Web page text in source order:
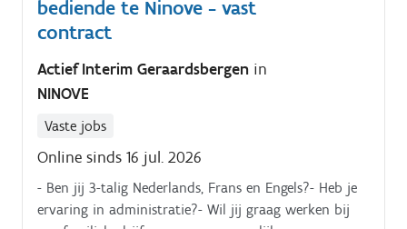
met bestaande klanten Je prospecteert telefonisch Je
ondersteunt de buitendienst met administratie Je
samen met de productieafdeling
bediende te Ninove - vast
contract
Actief Interim Geraardsbergen in
NINOVE
Vaste jobs
Online sinds 16 jul. 2026
- Ben jij 3-talig Nederlands, Frans en Engels?- Heb je
ervaring in administratie?- Wil jij graag werken bij